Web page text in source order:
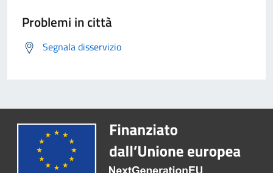
Problemi in città
Segnala disservizio